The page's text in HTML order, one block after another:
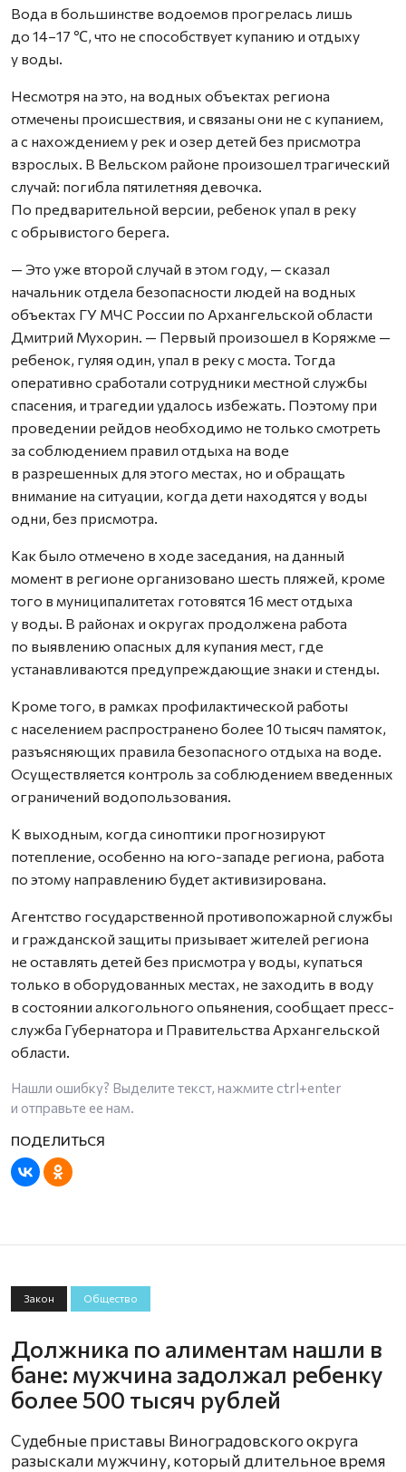
Вода в большинстве водоемов прогрелась лишь
до 14–17 ℃, что не способствует купанию и отдыху
у воды.
Несмотря на это, на водных объектах региона
отмечены происшествия, и связаны они не с купанием,
а с нахождением у рек и озер детей без присмотра
взрослых. В Вельском районе произошел трагический
случай: погибла пятилетняя девочка.
По предварительной версии, ребенок упал в реку
с обрывистого берега.
— Это уже второй случай в этом году, — сказал
начальник отдела безопасности людей на водных
объектах ГУ МЧС России по Архангельской области
Дмитрий Мухорин. — Первый произошел в Коряжме —
ребенок, гуляя один, упал в реку с моста. Тогда
оперативно сработали сотрудники местной службы
спасения, и трагедии удалось избежать. Поэтому при
проведении рейдов необходимо не только смотреть
за соблюдением правил отдыха на воде
в разрешенных для этого местах, но и обращать
внимание на ситуации, когда дети находятся у воды
одни, без присмотра.
Как было отмечено в ходе заседания, на данный
момент в регионе организовано шесть пляжей, кроме
того в муниципалитетах готовятся 16 мест отдыха
у воды. В районах и округах продолжена работа
по выявлению опасных для купания мест, где
устанавливаются предупреждающие знаки и стенды.
Кроме того, в рамках профилактической работы
с населением распространено более 10 тысяч памяток,
разъясняющих правила безопасного отдыха на воде.
Осуществляется контроль за соблюдением введенных
ограничений водопользования.
К выходным, когда синоптики прогнозируют
потепление, особенно на юго-западе региона, работа
по этому направлению будет активизирована.
Агентство государственной противопожарной службы
и гражданской защиты призывает жителей региона
не оставлять детей без присмотра у воды, купаться
только в оборудованных местах, не заходить в воду
в состоянии алкогольного опьянения, сообщает пресс-
служба Губернатора и Правительства Архангельской
области.
Нашли ошибку? Выделите текст, нажмите ctrl+enter
и отправьте ее нам.
Закон Общество
Должника по алиментам нашли в
бане: мужчина задолжал ребенку
более 500 тысяч рублей
Судебные приставы Виноградовского округа
разыскали мужчину, который длительное время